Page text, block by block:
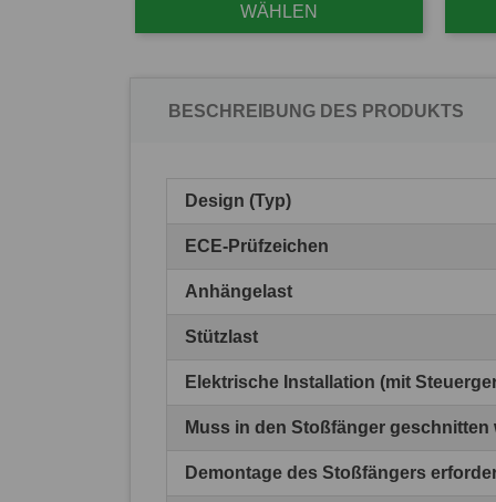
WÄHLEN
BESCHREIBUNG DES PRODUKTS
Design (Typ)
ECE-Prüfzeichen
Anhängelast
Stützlast
Elektrische Installation (mit
Muss in den Stoßfänger geschnitten
Demontage des Stoßfängers